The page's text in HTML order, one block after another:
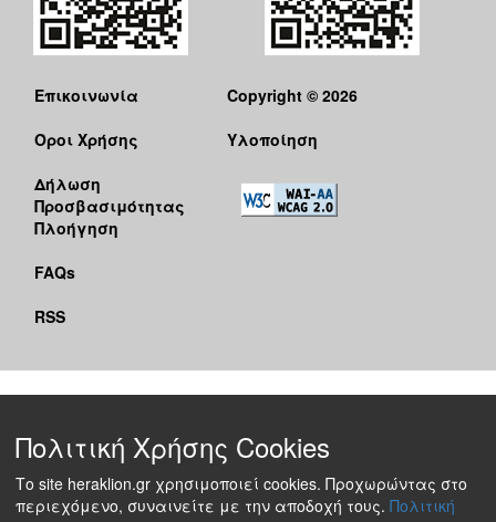
Επικοινωνία
Όροι Χρήσης
Δήλωση
Προσβασιμότητας
Πλοήγηση
FAQs
RSS
Copyright © 2026
Υλοποίηση
Πολιτική Χρήσης Cookies
Το site heraklion.gr χρησιμοποιεί cookies. Προχωρώντας στο
περιεχόμενο, συναινείτε με την αποδοχή τους. Πολιτική